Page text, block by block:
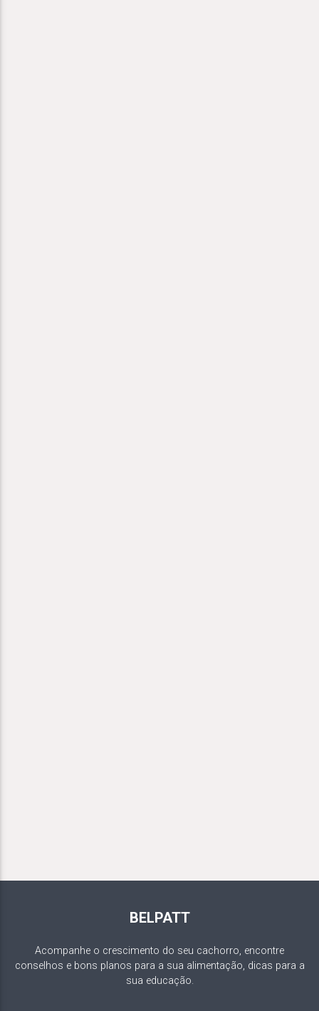
BELPATT
Acompanhe o crescimento do seu cachorro, encontre
conselhos e bons planos para a sua alimentação, dicas para a
sua educação.